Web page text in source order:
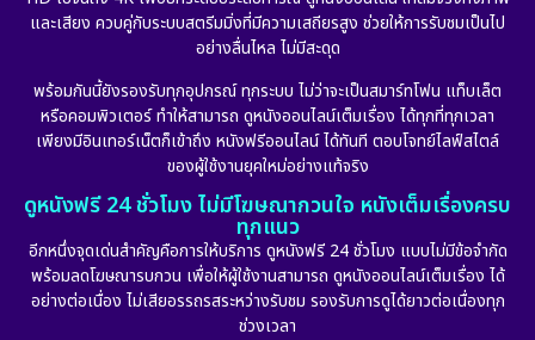
และเสียง ควบคู่กับระบบสตรีมมิ่งที่มีความเสถียรสูง ช่วยให้การรับชมเป็นไป
อย่างลื่นไหล ไม่มีสะดุด
พร้อมกันนี้ยังรองรับทุกอุปกรณ์ ทุกระบบ ไม่ว่าจะเป็นสมาร์ทโฟน แท็บเล็ต
หรือคอมพิวเตอร์ ทำให้สามารถ ดูหนังออนไลน์เต็มเรื่อง ได้ทุกที่ทุกเวลา
เพียงมีอินเทอร์เน็ตก็เข้าถึง หนังฟรีออนไลน์ ได้ทันที ตอบโจทย์ไลฟ์สไตล์
ของผู้ใช้งานยุคใหม่อย่างแท้จริง
ดูหนังฟรี 24 ชั่วโมง ไม่มีโฆษณากวนใจ หนังเต็มเรื่องครบ
ทุกแนว
อีกหนึ่งจุดเด่นสำคัญคือการให้บริการ ดูหนังฟรี 24 ชั่วโมง แบบไม่มีข้อจำกัด
พร้อมลดโฆษณารบกวน เพื่อให้ผู้ใช้งานสามารถ ดูหนังออนไลน์เต็มเรื่อง ได้
อย่างต่อเนื่อง ไม่เสียอรรถรสระหว่างรับชม รองรับการดูได้ยาวต่อเนื่องทุก
ช่วงเวลา